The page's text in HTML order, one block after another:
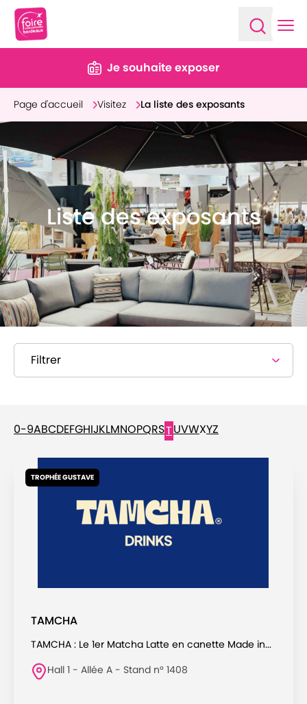
Je souhaite exposer
Page d'accueil Visitez La liste des exposants
Liste des exposants
Filtrer
0-9ABCDEFGHIJKLMNOPQRSTUVWXYZ
TROPHÉE GUSTAVE
TAMCHA
TAMCHA : Le 1er Matcha Latte en canette Made in...
Hall 1 - Allée A - Stand n° 1408